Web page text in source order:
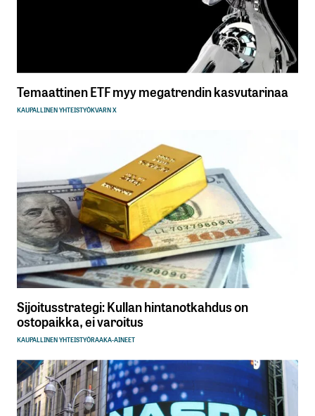
Temaattinen ETF myy megatrendin kasvutarinaa
KAUPALLINEN YHTEISTYÖKVARN X
Sijoitusstrategi: Kullan hintanotkahdus on
ostopaikka, ei varoitus
KAUPALLINEN YHTEISTYÖRAAKA-AINEET